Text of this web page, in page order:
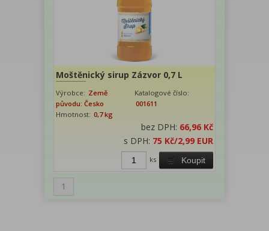
Moštěnický sirup Zázvor 0,7 L
Výrobce: Země
původu: Česko
Katalogové číslo:
001611
Hmotnost: 0,7 kg
bez DPH: 66,96 Kč
s DPH: 75 Kč/2,99 EUR
Koupit
ks
1